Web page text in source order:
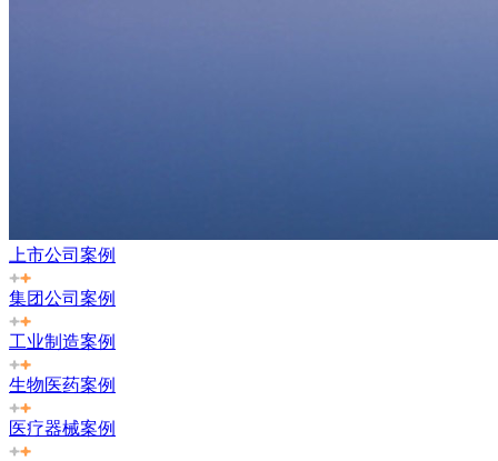
上市公司案例
集团公司案例
工业制造案例
生物医药案例
医疗器械案例